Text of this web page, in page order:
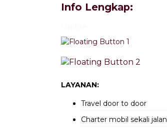
Info Lengkap:
LAYANAN:
Travel door to door
Charter mobil sekali jalan